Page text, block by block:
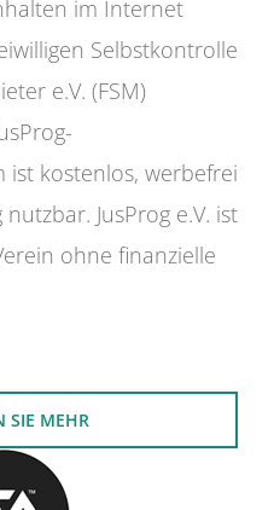
im Internet
Selbstkontrolle
e.V. (FSM)
ist kostenlos, werbefrei
JusProg e.V. ist
ohne finanzielle
SIE MEHR